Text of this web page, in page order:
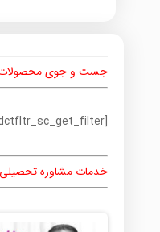
جست و جوی محصولات
[prdctfltr_sc_get_filter]
خدمات مشاوره تحصیلی